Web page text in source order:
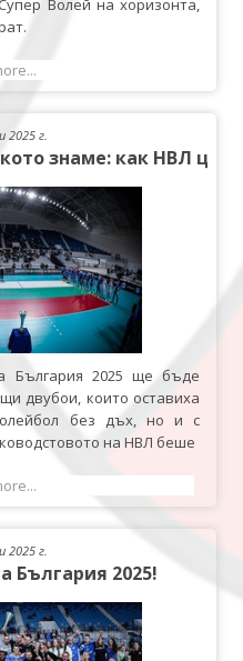
Волей на хоризонта,
2025 г.
знаме: как НВЛ
България 2025 ще бъде
двубои, които оставиха
без дъх, но и с
на НВЛ беше
2025 г.
България 2025!